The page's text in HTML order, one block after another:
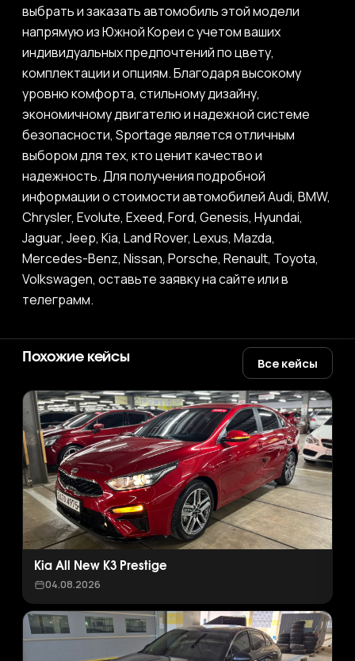
выбрать и заказать автомобиль этой модели
напрямую из Южной Кореи с учетом ваших
индивидуальных предпочтений по цвету,
комплектации и опциям. Благодаря высокому
уровню комфорта, стильному дизайну,
экономичному двигателю и надежной системе
безопасности, Sportage является отличным
выбором для тех, кто ценит качество и
надежность. Для получения подробной
информации о стоимости автомобилей Audi, BMW,
Chrysler, Evolute, Exeed, Ford, Genesis, Hyundai,
Jaguar, Jeep, Kia, Land Rover, Lexus, Mazda,
Mercedes-Benz, Nissan, Porsche, Renault, Toyota,
Volkswagen, оставьте заявку на сайте или в
телеграмм.
Похожие кейсы Все кейсы
Kia All New K3 Prestige
04.08.2026